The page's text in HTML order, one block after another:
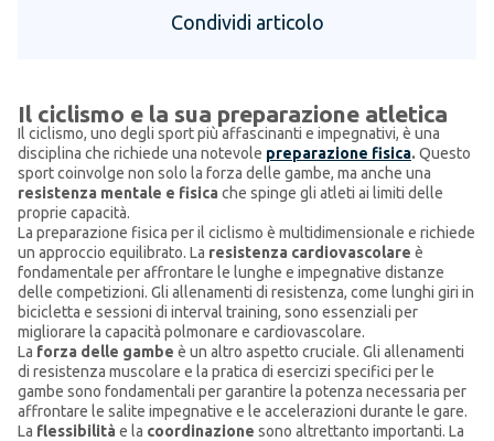
Condividi articolo
Il ciclismo e la sua preparazione atletica
Il ciclismo, uno degli sport più affascinanti e impegnativi, è una
disciplina che richiede una notevole preparazione fisica. Questo
sport coinvolge non solo la forza delle gambe, ma anche una
resistenza mentale e fisica che spinge gli atleti ai limiti delle
proprie capacità.
La preparazione fisica per il ciclismo è multidimensionale e richiede
un approccio equilibrato. La resistenza cardiovascolare è
fondamentale per affrontare le lunghe e impegnative distanze
delle competizioni. Gli allenamenti di resistenza, come lunghi giri in
bicicletta e sessioni di interval training, sono essenziali per
migliorare la capacità polmonare e cardiovascolare.
La forza delle gambe è un altro aspetto cruciale. Gli allenamenti
di resistenza muscolare e la pratica di esercizi specifici per le
gambe sono fondamentali per garantire la potenza necessaria per
affrontare le salite impegnative e le accelerazioni durante le gare.
La flessibilità e la coordinazione sono altrettanto importanti. La